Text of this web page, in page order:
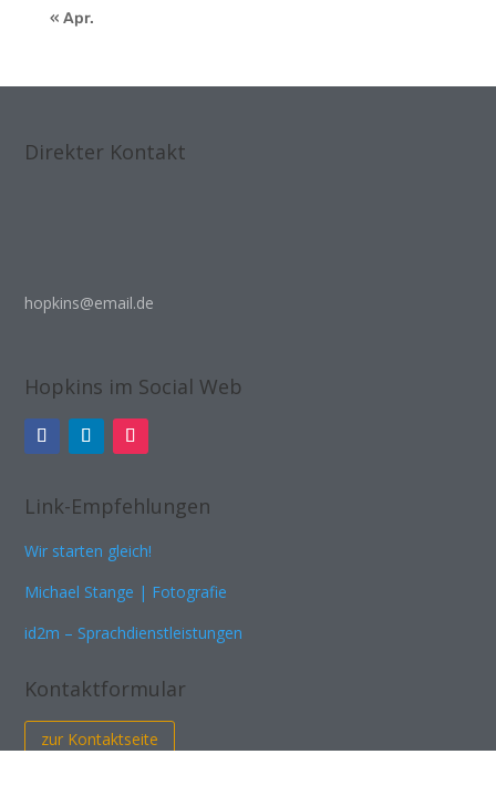
« Apr.
Direkter Kontakt
hopkins@email.de
Hopkins im Social Web
Link-Empfehlungen
Wir starten gleich!
Michael Stange | Fotografie
id2m – Sprachdienstleistungen
Kontaktformular
zur Kontaktseite